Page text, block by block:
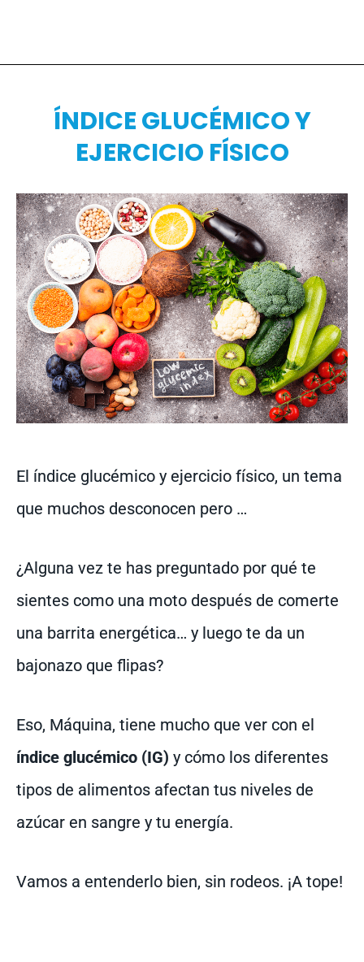
ÍNDICE GLUCÉMICO Y
EJERCICIO FÍSICO
El índice glucémico y ejercicio físico, un tema
que muchos desconocen pero …
¿Alguna vez te has preguntado por qué te
sientes como una moto después de comerte
una barrita energética… y luego te da un
bajonazo que flipas?
Eso, Máquina, tiene mucho que ver con el
índice glucémico (IG) y cómo los diferentes
tipos de alimentos afectan tus niveles de
azúcar en sangre y tu energía.
Vamos a entenderlo bien, sin rodeos. ¡A tope!